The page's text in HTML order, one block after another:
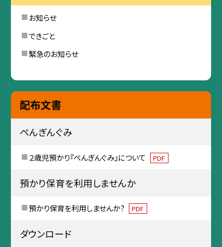
お知らせ
できごと
緊急のお知らせ
配布文書
ぺんぎんぐみ
２歳児預かり『ぺんぎんぐみ』について PDF
預かり保育を利用しませんか
預かり保育を利用しませんか? PDF
ダウンロード